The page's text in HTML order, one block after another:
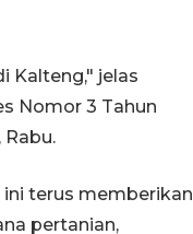
Kalteng," jelas
Nomor 3 Tahun
terus memberikan
pertanian,